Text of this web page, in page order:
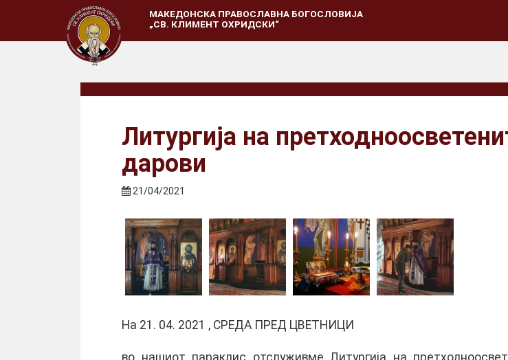
МАКЕДОНСКА ПРАВОСЛАВНА БОГОСЛОВИЈА
„СВ. КЛИМЕНТ ОХРИДСКИ“
Литургија на
дарови
21/04/2021
На 21. 04. 2021 , СРЕДА ПРЕД ЦВЕТНИЦИ
во нашиот параклис отслуживме Литургија на